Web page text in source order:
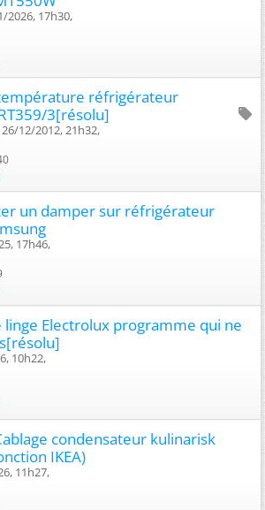
17h30,
réfrigérateur
3[résolu]
12/2012, 21h32,
un damper sur réfrigérateur
17h46,
linge Electrolux programme qui ne
10h22,
condensateur kulinarisk
IKEA)
11h27,